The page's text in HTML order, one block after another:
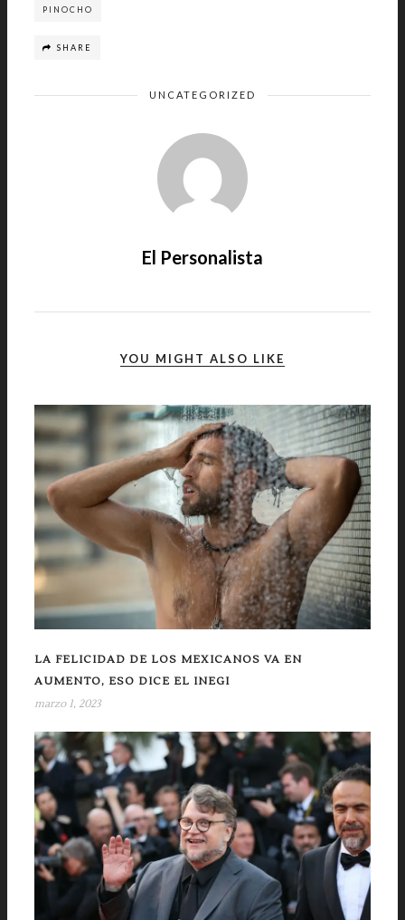
PINOCHO
SHARE
UNCATEGORIZED
El Personalista
YOU MIGHT ALSO LIKE
LA FELICIDAD DE LOS MEXICANOS VA EN
AUMENTO, ESO DICE EL INEGI
marzo 1, 2023